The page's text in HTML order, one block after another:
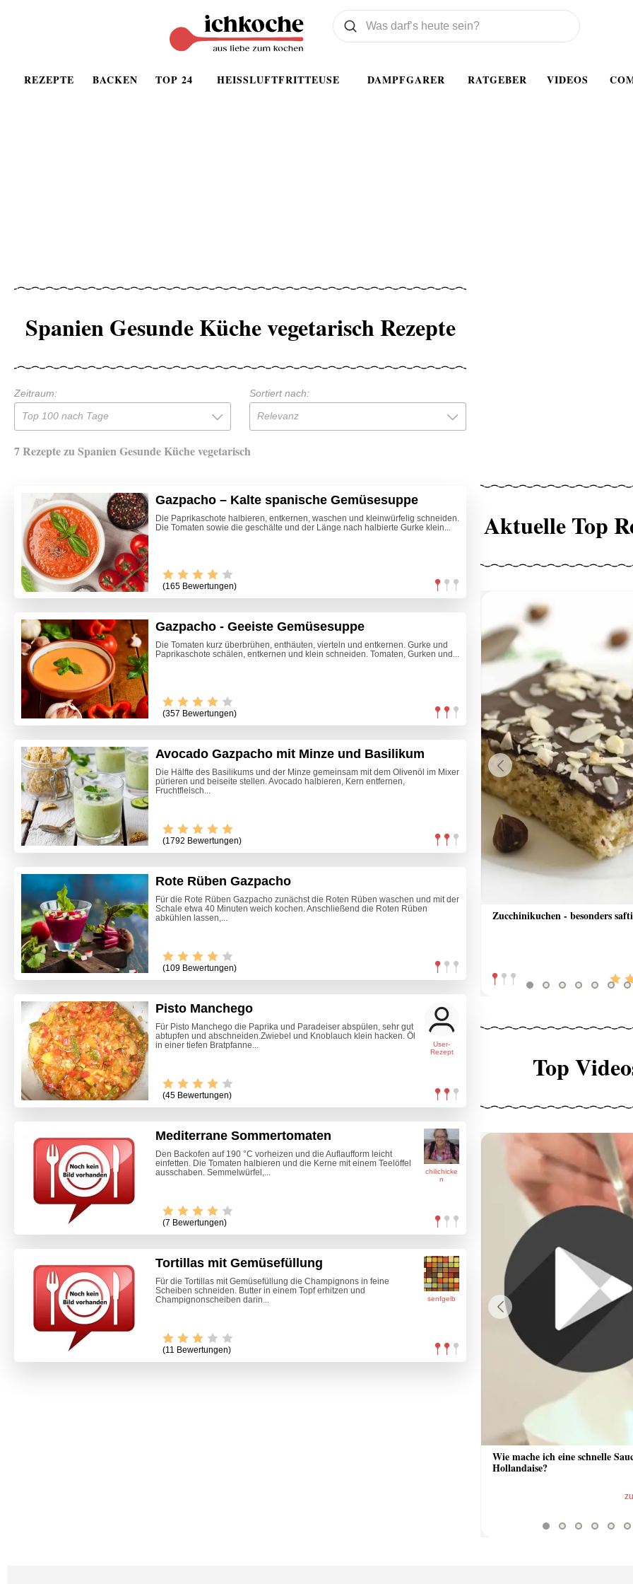
REZEPTE BACKEN TOP 24 HEISSLUFTFRITTEUSE DAMPFGARER RATGEBER VIDEOS
Was wollen Sie suchen
Suchen
Spanien Gesunde Küche vegetarisch Rezepte
Zeitraum:
Top 100 nach Tage
Sortiert nach:
Relevanz
7 Rezepte zu Spanien Gesunde Küche vegetarisch
Gazpacho – Kalte spanische Gemüsesuppe
Die Paprikaschote halbieren, entkernen, waschen und kleinwürfelig schneiden.
Die Tomaten sowie die geschälte und der Länge nach halbierte Gurke klein...
(165 Bewertungen)
Gazpacho - Geeiste Gemüsesuppe
Die Tomaten kurz überbrühen, enthäuten, vierteln und entkernen. Gurke und
Paprikaschote schälen, entkernen und klein schneiden. Tomaten, Gurken und...
(357 Bewertungen)
Avocado Gazpacho mit Minze und Basilikum
Die Hälfte des Basilikums und der Minze gemeinsam mit dem Olivenöl im Mixer
pürieren und beiseite stellen. Avocado halbieren, Kern entfernen,
Fruchtfleisch...
(1792 Bewertungen)
Rote Rüben Gazpacho
Für die Rote Rüben Gazpacho zunächst die Roten Rüben waschen und mit der
Schale etwa 40 Minuten weich kochen. Anschließend die Roten Rüben
abkühlen lassen,...
(109 Bewertungen)
User-
Rezept
Pisto Manchego
Für Pisto Manchego die Paprika und Paradeiser abspülen, sehr gut
abtupfen und abschneiden.Zwiebel und Knoblauch klein hacken. Öl
in einer tiefen Bratpfanne...
(45 Bewertungen)
chilichicke
n
Mediterrane Sommertomaten
Den Backofen auf 190 °C vorheizen und die Auflaufform leicht
einfetten. Die Tomaten halbieren und die Kerne mit einem Teelöffel
ausschaben. Semmelwürfel,...
(7 Bewertungen)
senfgelb
Tortillas mit Gemüsefüllung
Für die Tortillas mit Gemüsefüllung die Champignons in feine
Scheiben schneiden. Butter in einem Topf erhitzen und
Champignonscheiben darin...
(11 Bewertungen)
Aktuelle Top
Zucchinikuchen - besonders
Himmlische Bananenschnitten
Previous
Top
Wie mache ich eine schnelle
Hollandaise?
Previous